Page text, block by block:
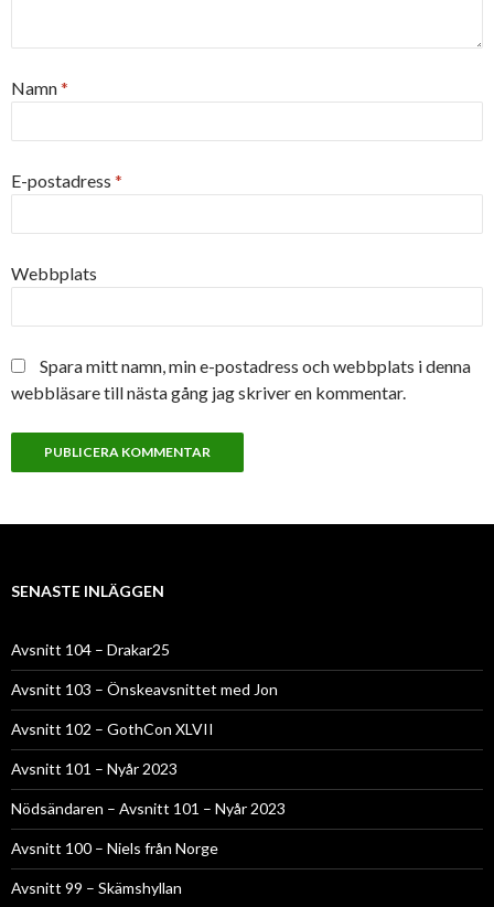
Namn*
E-postadress *
Webbplats
Spara mitt namn, min e-postadress och webbplats i denna
webbläsare till nästa gång jag skriver en kommentar.
SENASTE INLÄGGEN
Avsnitt 104 – Drakar25
Avsnitt 103 – Önskeavsnittet med Jon
Avsnitt 102 – GothCon XLVII
Avsnitt 101 – Nyår 2023
Nödsändaren – Avsnitt 101 – Nyår 2023
Avsnitt 100 – Niels från Norge
Avsnitt 99 – Skämshyllan